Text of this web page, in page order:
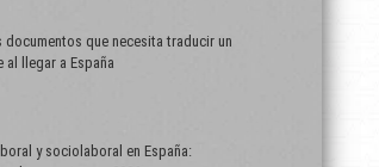
documentos que necesita traducir un
al llegar a España
y sociolaboral en España: